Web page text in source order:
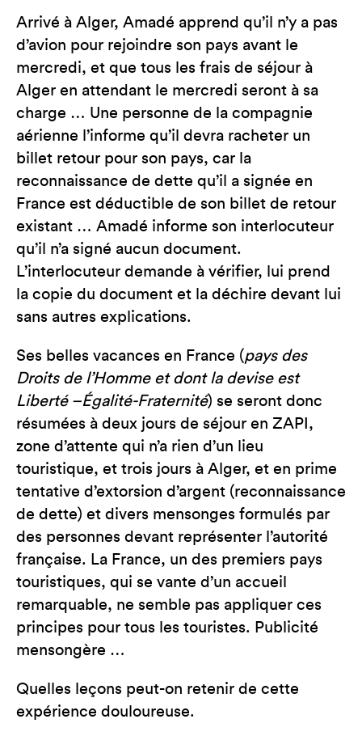
Arrivé à Alger, Amadé apprend qu’il n’y a pas
d’avion pour rejoindre son pays avant le
mercredi, et que tous les frais de séjour à
Alger en attendant le mercredi seront à sa
charge … Une personne de la compagnie
aérienne l’informe qu’il devra racheter un
billet retour pour son pays, car la
reconnaissance de dette qu’il a signée en
France est déductible de son billet de retour
existant … Amadé informe son interlocuteur
qu’il n’a signé aucun document.
L’interlocuteur demande à vérifier, lui prend
la copie du document et la déchire devant lui
sans autres explications.
Ses belles vacances en France (pays des
Droits de l’Homme et dont la devise est
Liberté –Égalité-Fraternité) se seront donc
résumées à deux jours de séjour en ZAPI,
zone d’attente qui n’a rien d’un lieu
touristique, et trois jours à Alger, et en prime
tentative d’extorsion d’argent (reconnaissance
de dette) et divers mensonges formulés par
des personnes devant représenter l’autorité
française. La France, un des premiers pays
touristiques, qui se vante d’un accueil
remarquable, ne semble pas appliquer ces
principes pour tous les touristes. Publicité
mensongère …
Quelles leçons peut-on retenir de cette
expérience douloureuse.